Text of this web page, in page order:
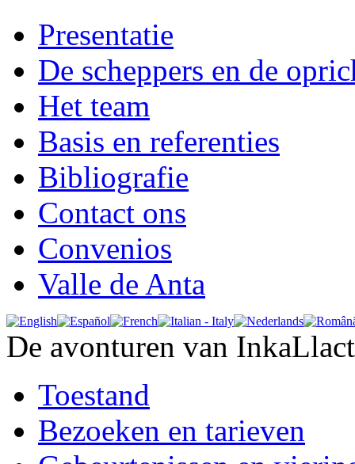
Presentatie
De scheppers en de
Het team
Basis en referenties
Bibliografie
Contact ons
Convenios
Valle de Anta
De avonturen van
Toestand
Bezoeken en tarieven